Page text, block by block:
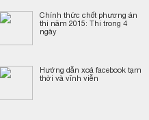
Chính thức chốt phương án
thi năm 2015: Thi trong 4
ngày
Hướng dẫn xoá facebook tạm
thời và vĩnh viễn